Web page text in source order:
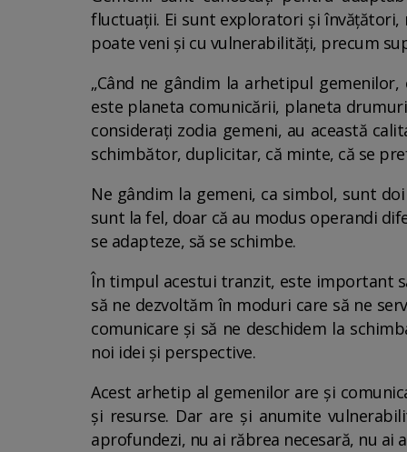
fluctuații. Ei sunt exploratori și
poate veni și cu vulnerabilități, precum
„Când ne gândim la arhetipul
este planeta comunicării, planeta
considerați zodia gemeni, au această
schimbător, duplicitar, că minte, că se
Ne gândim la gemeni, ca simbol, sunt
sunt la fel, doar că au modus operandi
se adapteze, să se schimbe.
În timpul acestui tranzit, este important
să ne dezvoltăm în moduri care să ne
comunicare și să ne deschidem la
noi idei și perspective.
Acest arhetip al gemenilor are și
și resurse. Dar are și anumite
aprofundezi, nu ai răbrea necesară, nu ai